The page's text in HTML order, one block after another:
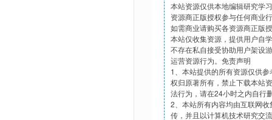
本站资源仅供本地编辑研究学
资源商正版授权参与任何商业
如需商业请购买各资源商正版
本站仅收集资源，提供用户自
不存在私自接受协助用户架设
运营资源行为。免责声明
1、本站提供的所有资源仅供
权归原著所有，禁止下载本站
法行为，请在24小时之内自行
2、本站所有内容均由互联网
传，并且以计算机技术研究交